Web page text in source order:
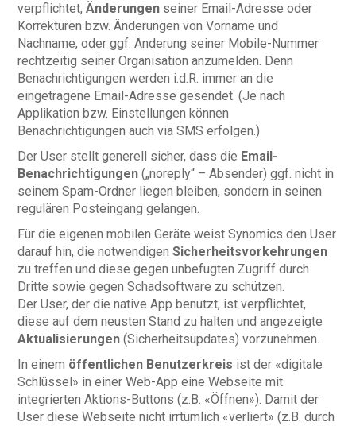
verpflichtet,Änderungen seiner Email-Adresse oder
Korrekturen bzw. Änderungen von Vorname und
Nachname, oder ggf. Änderung seiner Mobile-Nummer
rechtzeitig seiner Organisation anzumelden. Denn
Benachrichtigungen werden i.d.R. immer an die
eingetragene Email-Adresse gesendet. (Je nach
Applikation bzw. Einstellungen können
Benachrichtigungen auch via SMS erfolgen.)
Der User stellt generell sicher, dass die Email-
Benachrichtigungen („noreply“ – Absender) ggf. nicht in
seinem Spam-Ordner liegen bleiben, sondern in seinen
regulären Posteingang gelangen.
Für die eigenen mobilen Geräte weist Synomics den User
darauf hin, die notwendigenSicherheitsvorkehrungen
zu treffen und diese gegen unbefugten Zugriff durch
Dritte sowie gegen Schadsoftware zu schützen.
Der User, der die native App benutzt, ist verpflichtet,
diese auf dem neusten Stand zu halten und angezeigte
Aktualisierungen(Sicherheitsupdates) vorzunehmen.
In einem öffentlichen Benutzerkreis ist der «digitale
Schlüssel» in einer Web-App eine Webseite mit
integrierten Aktions-Buttons (z.B. «Öffnen»). Damit der
User diese Webseite nicht irrtümlich «verliert» (z.B. durch